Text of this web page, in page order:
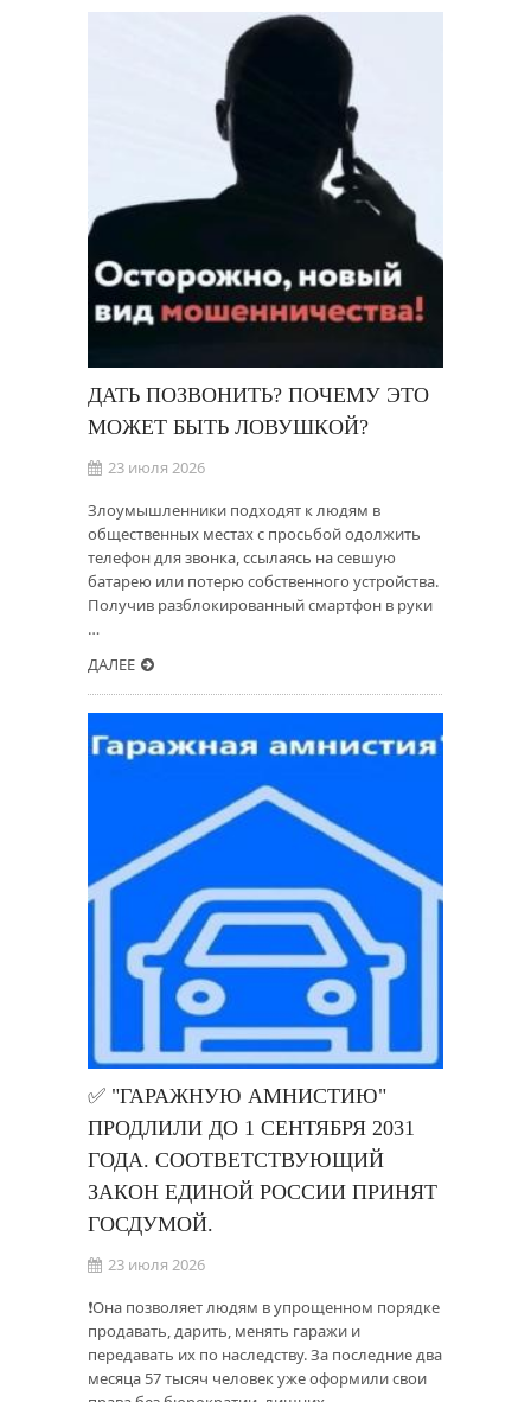
ДАТЬ ПОЗВОНИТЬ? ПОЧЕМУ ЭТО
МОЖЕТ БЫТЬ ЛОВУШКОЙ?
23 июля 2026
Злоумышленники подходят к людям в
общественных местах с просьбой одолжить
телефон для звонка, ссылаясь на севшую
батарею или потерю собственного устройства.
Получив разблокированный смартфон в руки
…
ДАЛЕЕ
✅ "ГАРАЖНУЮ АМНИСТИЮ"
ПРОДЛИЛИ ДО 1 СЕНТЯБРЯ 2031
ГОДА. СООТВЕТСТВУЮЩИЙ
ЗАКОН ЕДИНОЙ РОССИИ ПРИНЯТ
ГОСДУМОЙ.
23 июля 2026
❗Она позволяет людям в упрощенном порядке
продавать, дарить, менять гаражи и
передавать их по наследству. За последние два
месяца 57 тысяч человек уже оформили свои